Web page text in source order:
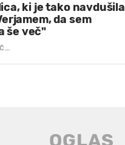
ki je tako navdušila
da sem
še več"